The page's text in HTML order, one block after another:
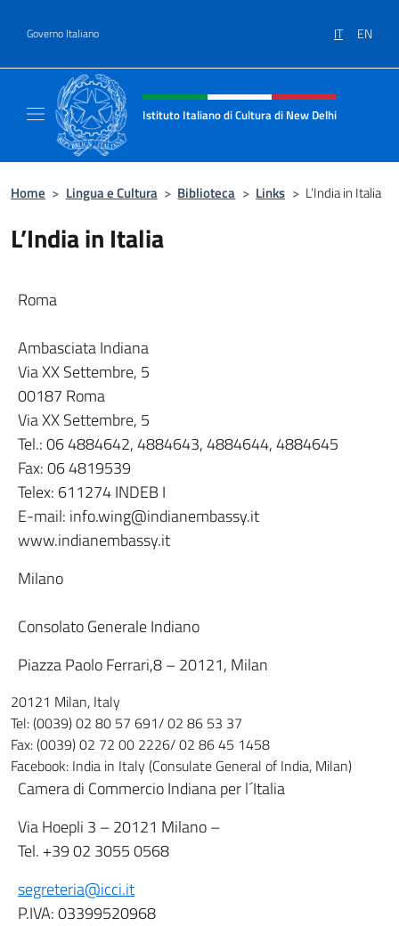
Governo Italiano IT EN
Intestazione sito, social e menù
Istituto Italiano di Cultura di New Delhi
Home > Lingua e Cultura > Biblioteca > Links > L’India in Italia
L’India in Italia
Roma
Ambasciata Indiana
Via XX Settembre, 5
00187 Roma
Via XX Settembre, 5
Tel.: 06 4884642, 4884643, 4884644, 4884645
Fax: 06 4819539
Telex: 611274 INDEB I
E-mail: info.wing@indianembassy.it
www.indianembassy.it
Milano
Consolato Generale Indiano
Piazza Paolo Ferrari,8 – 20121, Milan
20121 Milan, Italy
Tel:(0039) 02 80 57 691/02 86 53 37
Fax: (0039) 02 72 00 2226/02 86 45 1458
Facebook: India in Italy (Consulate General of India, Milan)
Camera di Commercio Indiana per l´Italia
Via Hoepli 3 – 20121 Milano –
Tel. +39 02 3055 0568
segreteria@icci.it
P.IVA: 03399520968